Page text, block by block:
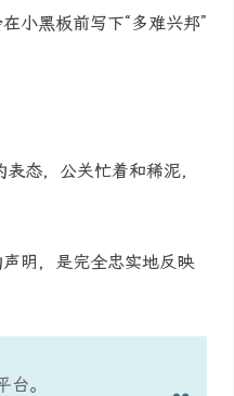
小黑板前写下“多难兴邦”
态，公关忙着和稀泥，
明，是完全忠实地反映
。